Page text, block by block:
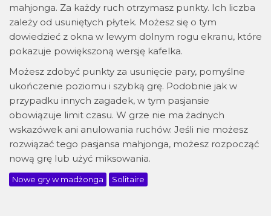
mahjonga. Za każdy ruch otrzymasz punkty. Ich liczba
zależy od usuniętych płytek. Możesz się o tym
dowiedzieć z okna w lewym dolnym rogu ekranu, które
pokazuje powiększoną wersję kafelka.
Możesz zdobyć punkty za usunięcie pary, pomyślne
ukończenie poziomu i szybką grę. Podobnie jak w
przypadku innych zagadek, w tym pasjansie
obowiązuje limit czasu. W grze nie ma żadnych
wskazówek ani anulowania ruchów. Jeśli nie możesz
rozwiązać tego pasjansa mahjonga, możesz rozpocząć
nową grę lub użyć miksowania.
Nowe gry w madżonga Solitaire